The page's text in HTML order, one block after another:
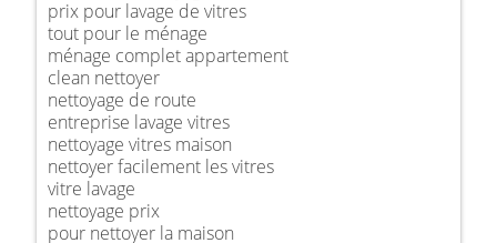
prix pour lavage de vitres
tout pour le ménage
ménage complet appartement
clean nettoyer
nettoyage de route
entreprise lavage vitres
nettoyage vitres maison
nettoyer facilement les vitres
vitre lavage
nettoyage prix
pour nettoyer la maison